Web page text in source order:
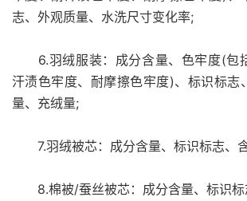
志、外观质量、水洗尺寸变化率;
6.羽绒服装：成分含量、色牢度(包
汗渍色牢度、耐摩擦色牢度)、标识标志
量、充绒量;
7.羽绒被芯：成分含量、标识标志、
8.棉被/蚕丝被芯：成分含量、标识标